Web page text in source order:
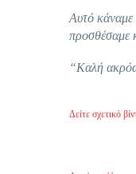
Αυτό κάναμε
προσθέσαμε
“Καλή
Δείτε σχετικό